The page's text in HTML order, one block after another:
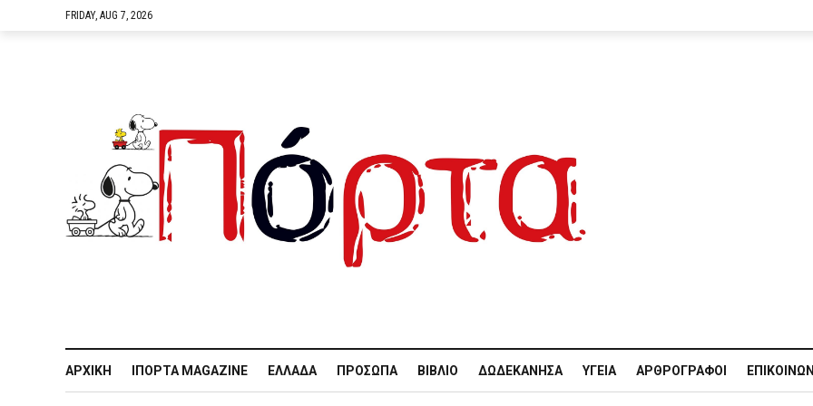
FRIDAY, AUG 7, 2026
ΑΡΧΙΚΉ IΠΌΡΤΑ MAGAZINE ΕΛΛΆΔΑ ΠΡΌΣΩΠΑ ΒΙΒΛΊΟ ΔΩΔΕΚΆΝΗΣΑ ΥΓΕΊΑ ΑΡΘΡΟΓΡΆΦΟΙ